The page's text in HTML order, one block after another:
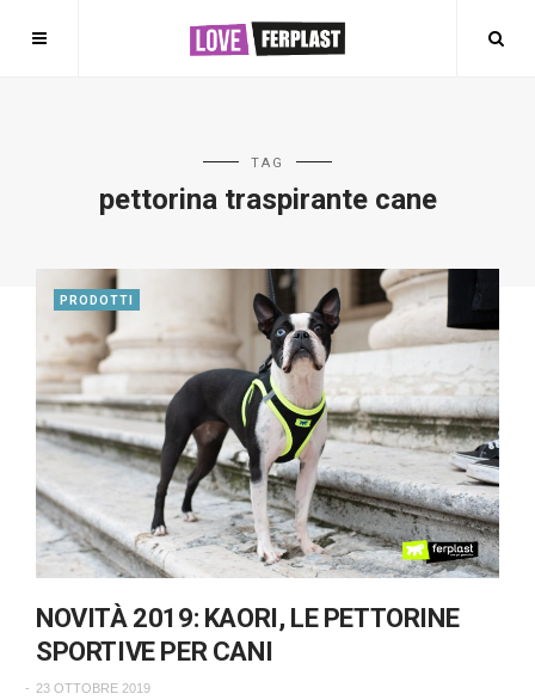
TAG
pettorina traspirante cane
PRODOTTI
NOVITÀ 2019: KAORI, LE PETTORINE
SPORTIVE PER CANI
23 OTTOBRE 2019